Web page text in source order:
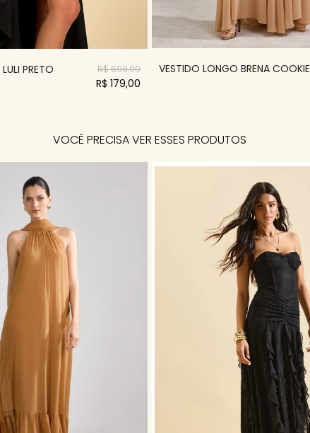
PRETO R$ 598,00
R$ 179,00
VESTIDO LONGO BRENA COOKIE
VOCÊ PRECISA VER ESSES PRODUTOS